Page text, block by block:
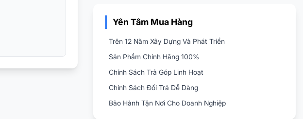
Yên Tâm Mua Hàng
Trên 12 Năm Xây Dựng Và Phát Triển
Sản Phẩm Chính Hãng 100%
Chính Sách Trả Góp Linh Hoạt
Chính Sách Đổi Trả Dễ Dàng
Bảo Hành Tận Nơi Cho Doanh Nghiệp